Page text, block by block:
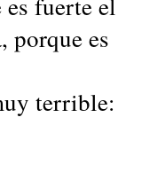
porque es
terrible: